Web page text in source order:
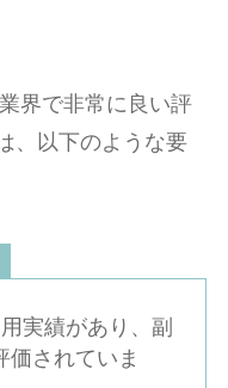
界で非常に良い評
、以下のような要
実績があり、副
価されていま